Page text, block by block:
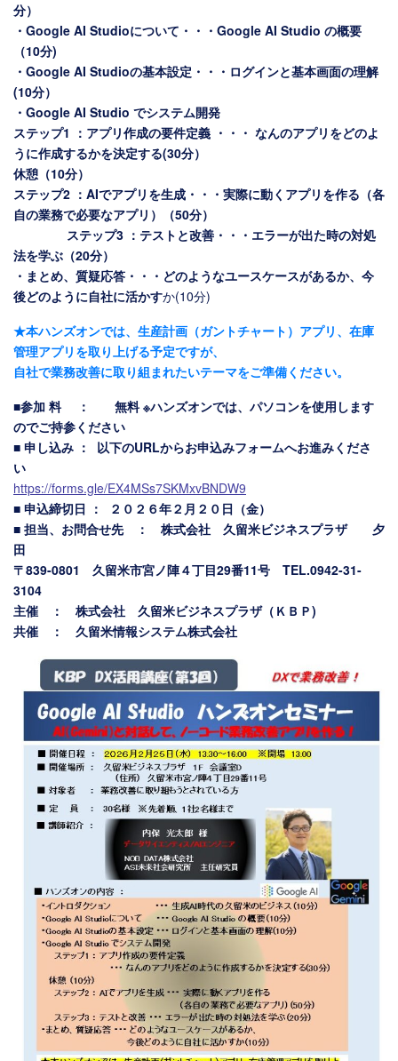
分）
・Google AI Studioについて・・・Google AI Studio の概要
（10分)
・Google AI Studioの基本設定・・・ログインと基本画面の理解
(10分）
・Google AI Studio でシステム開発
ステップ1 ：アプリ作成の要件定義 ・・・ なんのアプリをどのよ
うに作成するかを決定する(30分）
休憩（10分）
ステップ2 ：AIでアプリを生成・・・実際に動くアプリを作る（各
自の業務で必要なアプリ）（50分）
ステップ3 ：テストと改善・・・エラーが出た時の対処
法を学ぶ（20分）
・まとめ、質疑応答・・・どのようなユースケースがあるか、今
後どのように自社に活かすか(10分)
★本ハンズオンでは、生産計画（ガントチャート）アプリ、在庫
管理アプリを取り上げる予定ですが、
自社で業務改善に取り組まれたいテーマをご準備ください。
■参加 料 ： 無料 ※ハンズオンでは、パソコンを使用します
のでご持参ください
■ 申し込み ： 以下のURLからお申込みフォームへお進みくださ
い
https://forms.gle/EX4MSs7SKMxvBNDW9
■ 申込締切日 ： ２０２６年２月２０日（金）
■ 担当、お問合せ先 ： 株式会社 久留米ビジネスプラザ 夕
田
〒839-0801 久留米市宮ノ陣４丁目29番11号 TEL.0942-31-
3104
主催 ： 株式会社 久留米ビジネスプラザ（ＫＢＰ)
共催 ： 久留米情報システム株式会社